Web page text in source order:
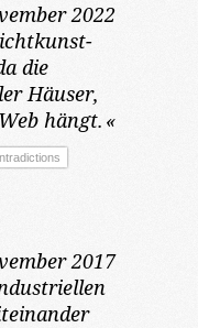
2022
die
Häuser,
hängt. «
2017